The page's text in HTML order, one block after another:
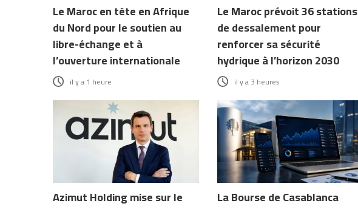
Le Maroc en tête en Afrique
du Nord pour le soutien au
libre-échange et à
l’ouverture internationale
il y a 1 heure
Le Maroc prévoit 36 stations
de dessalement pour
renforcer sa sécurité
hydrique à l’horizon 2030
il y a 3 heures
Azimut Holding mise sur le
La Bourse de Casablanca